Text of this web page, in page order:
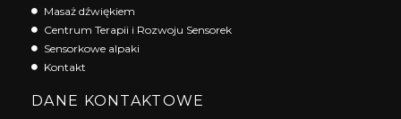
Masaż dźwiękiem
Centrum Terapii i Rozwoju Sensorek
Sensorkowe alpaki
Kontakt
DANE KONTAKTOWE